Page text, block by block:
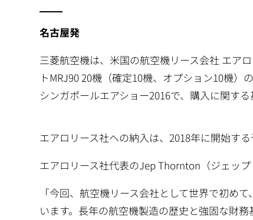
名古屋発
三菱航空機は、米国の航空機リース会社 エア
トMRJ90 20機（確定10機、オプション10機
シンガポールエアショー2016で、購入に関す
エアロリース社への納入は、2018年に開始する
エアロリース社代表のJep Thornton（ジェッ
「今回、航空機リース会社として世界で初め
います。長年の航空機製造の歴史と強固な財